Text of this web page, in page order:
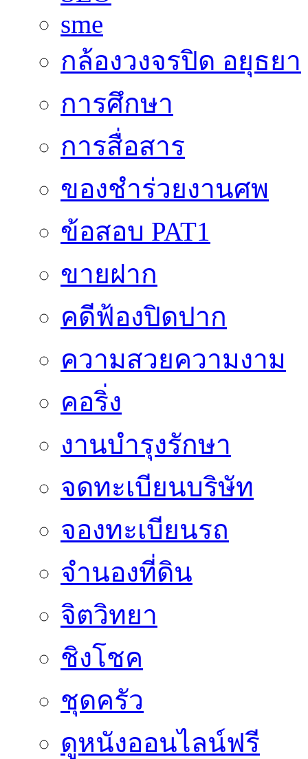
sme
กล้องวงจรปิด อยุธยา
การศึกษา
การสื่อสาร
ของชำร่วยงานศพ
ข้อสอบ PAT1
ขายฝาก
คดีฟ้องปิดปาก
ความสวยความงาม
คอริ่ง
งานบำรุงรักษา
จดทะเบียนบริษัท
จองทะเบียนรถ
จำนองที่ดิน
จิตวิทยา
ชิงโชค
ชุดครัว
ดูหนังออนไลน์ฟรี